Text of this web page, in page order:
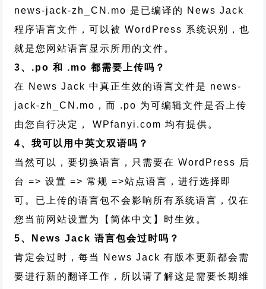
news-jack-zh_CN.mo 是已编译的 News Jack
程序语言文件，可以被 WordPress 系统识别，也
就是您网站语言显示所用的文件。
3、.po 和 .mo 都需要上传吗？
在 News Jack 中真正生效的语言文件是 news-
jack-zh_CN.mo，而 .po 为可编辑文件是否上传
由您自行决定， WPfanyi.com 均有提供。
4、我可以用中英文双语吗？
当然可以，要切换语言，只需要在 WordPress 后
台 => 设置 => 常规 =>站点语言，进行选择即
可。已上传的语言包不会影响所有系统语言，仅在
您当前网站设置为【简体中文】时生效。
5、News Jack 语言包会过时吗？
肯定会过时，每当 News Jack 有版本更新都会需
要进行新的翻译工作，所以请了解这是需要长期维